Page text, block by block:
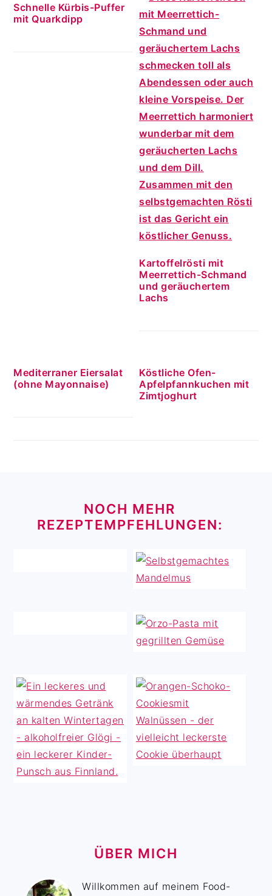
Schnelle Kürbis-Puffer
mit Quarkdipp
Kartoffelrösti mit
Meerrettich-Schmand
und geräuchertem
Lachs
Mediterraner Eiersalat
(ohne Mayonnaise)
Köstliche Ofen-
Apfelpfannkuchen mit
Zimtjoghurt
NOCH MEHR
REZEPTEMPFEHLUNGEN:
ÜBER MICH
Willkommen auf meinem Food-